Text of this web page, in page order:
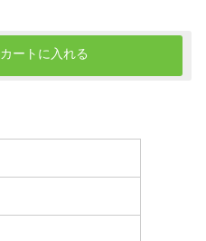
カートに入れる